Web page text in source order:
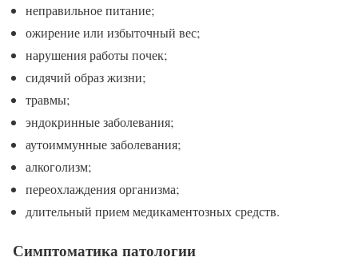
неправильное питание;
ожирение или избыточный вес;
нарушения работы почек;
сидячий образ жизни;
травмы;
эндокринные заболевания;
аутоиммунные заболевания;
алкоголизм;
переохлаждения организма;
длительный прием медикаментозных средств.
Симптоматика патологии